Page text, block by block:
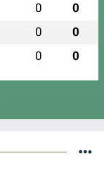
0 0
0 0
0 0